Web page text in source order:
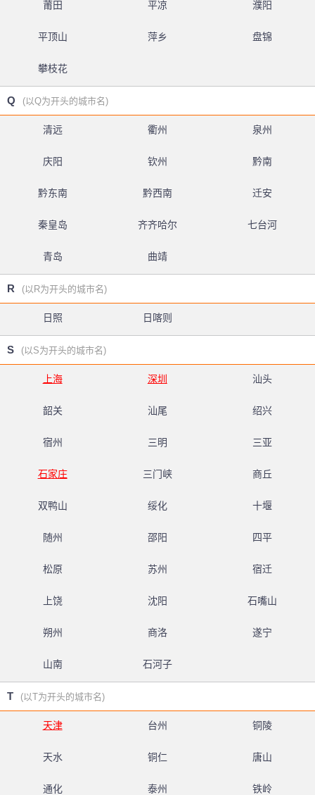
莆田 平凉 濮阳
平顶山 萍乡 盘锦
攀枝花
Q (以Q为开头的城市名)
清远 衢州 泉州
庆阳 钦州 黔南
黔东南 黔西南 迁安
秦皇岛 齐齐哈尔 七台河
青岛 曲靖
R (以R为开头的城市名)
日照 日喀则
S (以S为开头的城市名)
上海 深圳 汕头
韶关 汕尾 绍兴
宿州 三明 三亚
石家庄 三门峡 商丘
双鸭山 绥化 十堰
随州 邵阳 四平
松原 苏州 宿迁
上饶 沈阳 石嘴山
朔州 商洛 遂宁
山南 石河子
T (以T为开头的城市名)
天津 台州 铜陵
天水 铜仁 唐山
通化 泰州 铁岭